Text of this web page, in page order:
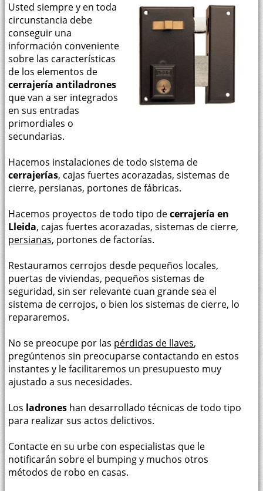
Usted siempre y en toda
circunstancia debe
conseguir una
información conveniente
sobre las características
de los elementos de
cerrajería antiladrones
que van a ser integrados
en sus entradas
primordiales o
secundarias.
Hacemos instalaciones de todo sistema de
cerrajerías, cajas fuertes acorazadas, sistemas de
cierre, persianas, portones de fábricas.
Hacemos proyectos de todo tipo decerrajería en
Lleida, cajas fuertes acorazadas, sistemas de cierre,
persianas, portones de factorías.
Restauramos cerrojos desde pequeños locales,
puertas de viviendas, pequeños sistemas de
seguridad, sin ser relevante cuan grande sea el
sistema de cerrojos, o bien los sistemas de cierre, lo
repararemos.
No se preocupe por las pérdidas de llaves,
pregúntenos sin preocuparse contactando en estos
instantes y le facilitaremos un presupuesto muy
ajustado a sus necesidades.
Los ladrones han desarrollado técnicas de todo tipo
para realizar sus actos delictivos.
Contacte en su urbe con especialistas que le
notificarán sobre el bumping y muchos otros
métodos de robo en casas.